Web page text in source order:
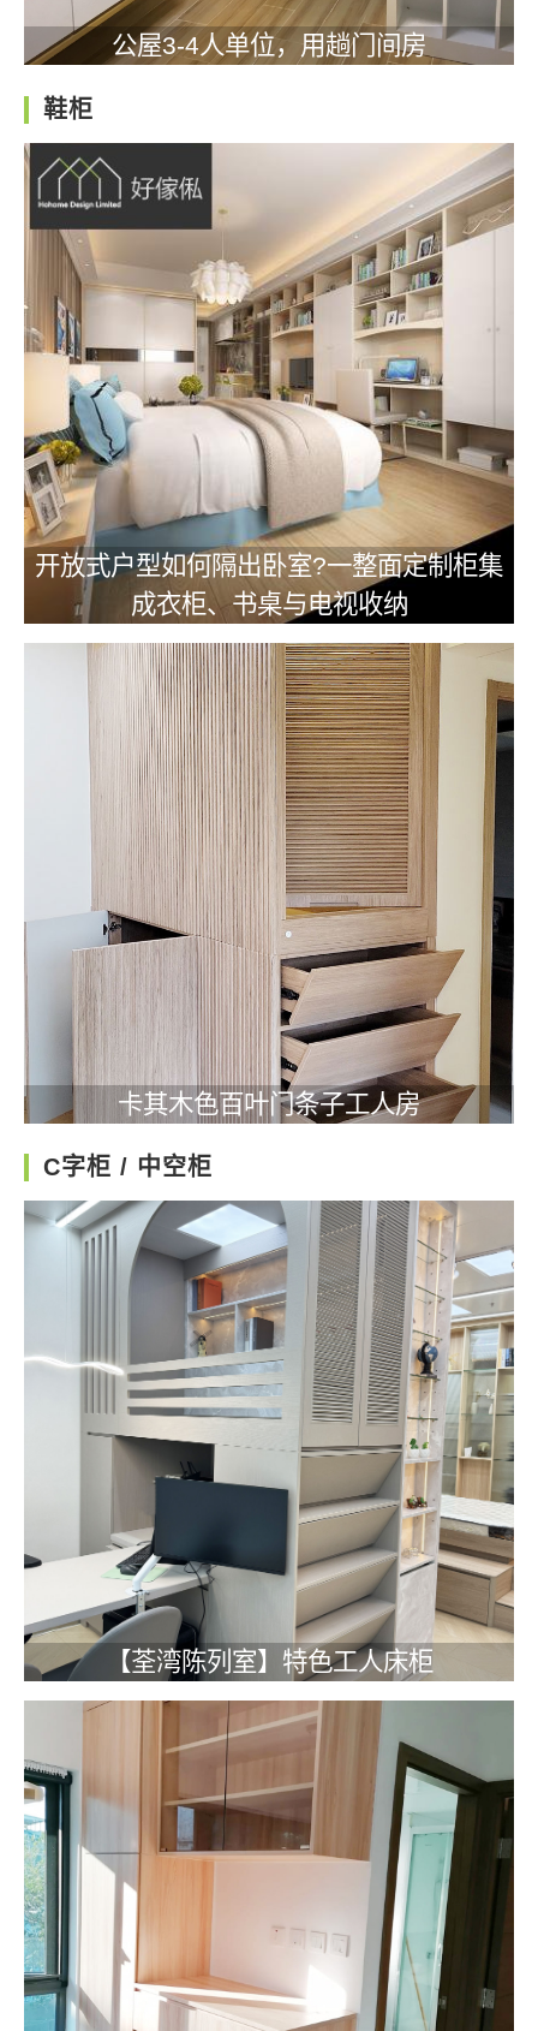
公屋3-4人单位，用趟门间房
鞋柜
开放式户型如何隔出卧室?一整面定制柜集
成衣柜、书桌与电视收纳
卡其木色百叶门条子工人房
C字柜 / 中空柜
【荃湾陈列室】特色工人床柜